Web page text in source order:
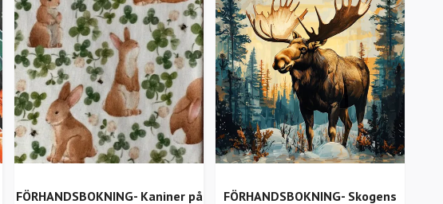
FÖRHANDSBOKNING- Kaniner på
FÖRHANDSBOKNING- Skogens